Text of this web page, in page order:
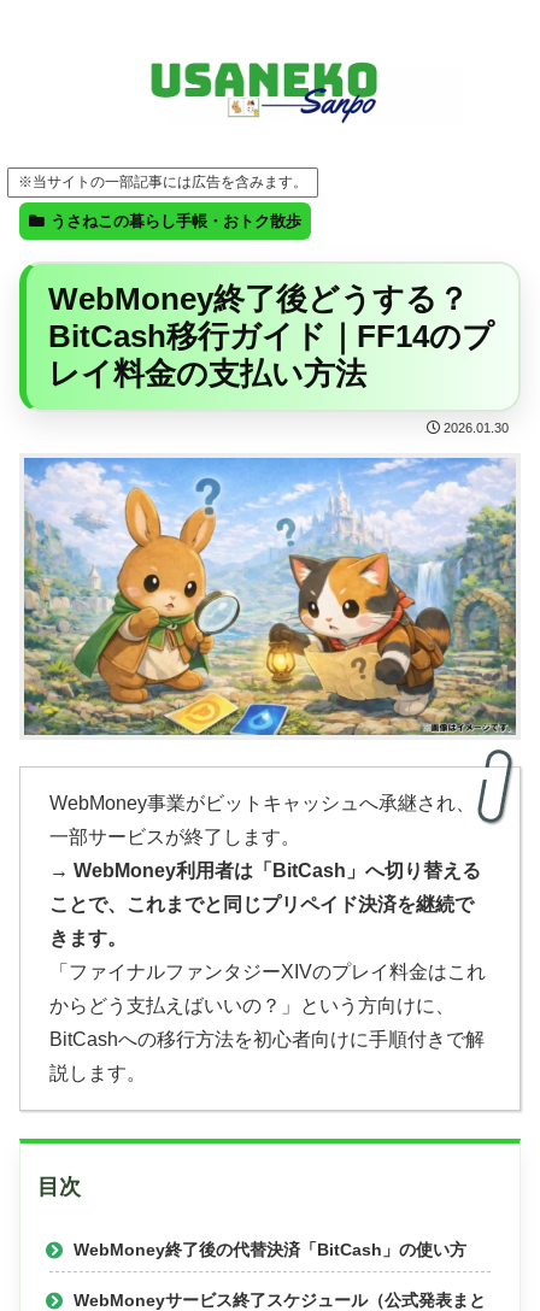
※当サイトの一部記事には広告を含みます。
うさねこの暮らし手帳・おトク散歩
WebMoney終了後どうする？
BitCash移行ガイド｜FF14のプ
レイ料金の支払い方法
2026.01.30
WebMoney事業がビットキャッシュへ承継され、
一部サービスが終了します。
→ WebMoney利用者は「BitCash」へ切り替える
ことで、これまでと同じプリペイド決済を継続で
きます。
「ファイナルファンタジーXIVのプレイ料金はこれ
からどう支払えばいいの？」という方向けに、
BitCashへの移行方法を初心者向けに手順付きで解
説します。
目次
WebMoney終了後の代替決済「BitCash」の使い方
WebMoneyサービス終了スケジュール（公式発表まと